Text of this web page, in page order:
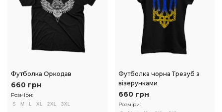
Футболка Оркодав
660 грн
Розміри:
S M L XL 2XL 3XL
Футболка чорна Трезуб з
візерунками
660 грн
Розміри: